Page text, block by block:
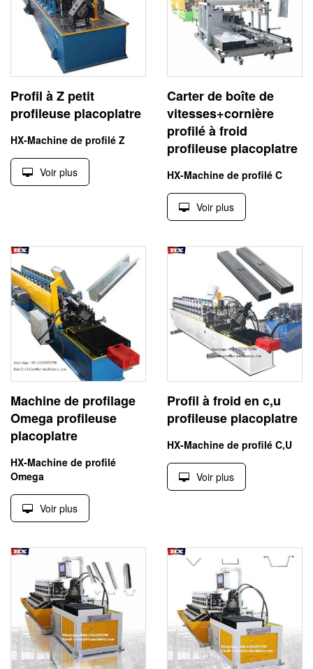
Profil à Z petit
profileuse placoplatre
HX-Machine de profilé Z
Voir plus
Carter de boîte de
vitesses+cornière
profilé à froid
profileuse placoplatre
HX-Machine de profilé C
Voir plus
Machine de profilage
Omega profileuse
placoplatre
HX-Machine de profilé
Omega
Voir plus
Profil à froid en c,u
profileuse placoplatre
HX-Machine de profilé C,U
Voir plus